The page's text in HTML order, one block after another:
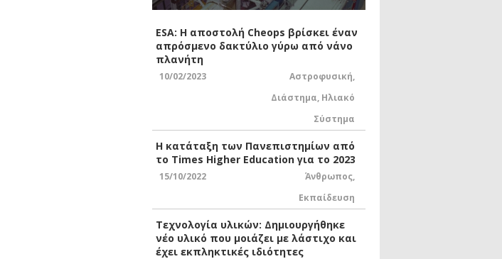
ESA: Η αποστολή Cheops βρίσκει έναν
απρόσμενο δακτύλιο γύρω από νάνο
πλανήτη
10/02/2023 Αστροφυσική,
Διάστημα, Ηλιακό
Σύστημα
Η κατάταξη των Πανεπιστημίων από
το Times Higher Education για το 2023
15/10/2022 Άνθρωπος,
Εκπαίδευση
Τεχνολογία υλικών: Δημιουργήθηκε
νέο υλικό που μοιάζει με λάστιχο και
έχει εκπληκτικές ιδιότητες